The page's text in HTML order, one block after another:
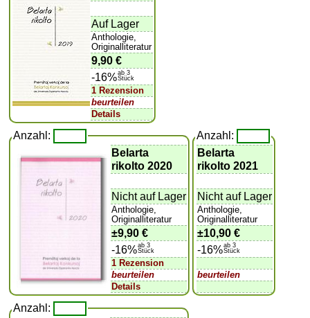
Auf Lager
Anthologie,
Originalliteratur
9,90 €
-16%ab 3
Stück
1 Rezension
beurteilen
Details
Anzahl:
Belarta
rikolto 2020
Nicht auf Lager
Anthologie,
Originalliteratur
±9,90 €
-16%ab 3
Stück
1 Rezension
beurteilen
Details
Anzahl:
Belarta
rikolto 2021
Nicht auf Lager
Anthologie,
Originalliteratur
±10,90 €
-16%ab 3
Stück
beurteilen
Anzahl: